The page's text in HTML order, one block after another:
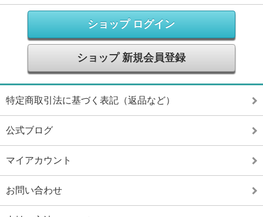
ショップ ログイン
ショップ 新規会員登録
特定商取引法に基づく表記（返品など）
公式ブログ
マイアカウント
お問い合わせ